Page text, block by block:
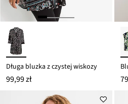
Długa bluzka z czystej wiskozy
99,99 zł